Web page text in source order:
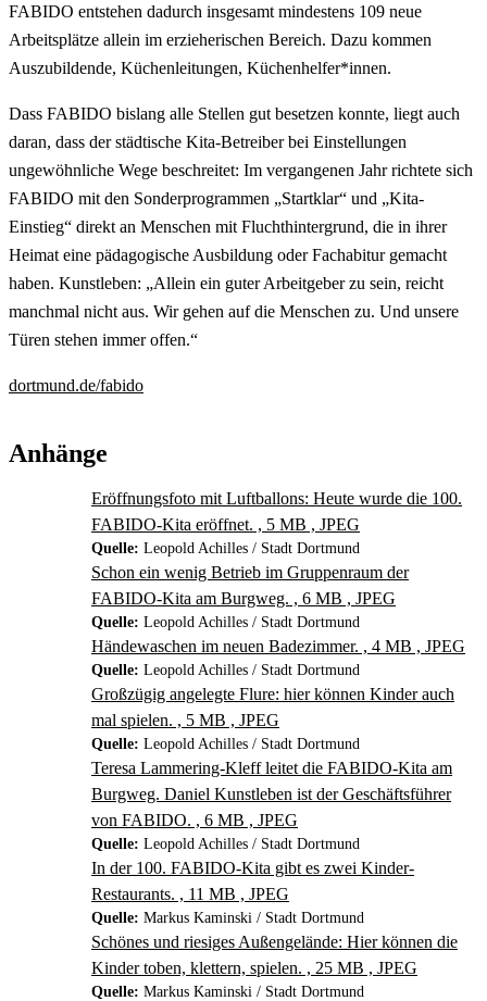
FABIDO entstehen dadurch insgesamt mindestens 109 neue
Arbeitsplätze allein im erzieherischen Bereich. Dazu kommen
Auszubildende, Küchenleitungen, Küchenhelfer*innen.
Dass FABIDO bislang alle Stellen gut besetzen konnte, liegt auch
daran, dass der städtische Kita-Betreiber bei Einstellungen
ungewöhnliche Wege beschreitet: Im vergangenen Jahr richtete sich
FABIDO mit den Sonderprogrammen „Startklar“ und „Kita-
Einstieg“ direkt an Menschen mit Fluchthintergrund, die in ihrer
Heimat eine pädagogische Ausbildung oder Fachabitur gemacht
haben. Kunstleben: „Allein ein guter Arbeitgeber zu sein, reicht
manchmal nicht aus. Wir gehen auf die Menschen zu. Und unsere
Türen stehen immer offen.“
dortmund.de/fabido
Anhänge
Eröffnungsfoto mit Luftballons: Heute wurde die 100.
FABIDO-Kita eröffnet. , 5 MB , JPEG
Quelle: Leopold Achilles / Stadt Dortmund
Schon ein wenig Betrieb im Gruppenraum der
FABIDO-Kita am Burgweg. , 6 MB , JPEG
Quelle: Leopold Achilles / Stadt Dortmund
Händewaschen im neuen Badezimmer. , 4 MB , JPEG
Quelle: Leopold Achilles / Stadt Dortmund
Großzügig angelegte Flure: hier können Kinder auch
mal spielen. , 5 MB , JPEG
Quelle: Leopold Achilles / Stadt Dortmund
Teresa Lammering-Kleff leitet die FABIDO-Kita am
Burgweg. Daniel Kunstleben ist der Geschäftsführer
von FABIDO. , 6 MB , JPEG
Quelle: Leopold Achilles / Stadt Dortmund
In der 100. FABIDO-Kita gibt es zwei Kinder-
Restaurants. , 11 MB , JPEG
Quelle: Markus Kaminski / Stadt Dortmund
Schönes und riesiges Außengelände: Hier können die
Kinder toben, klettern, spielen. , 25 MB , JPEG
Quelle: Markus Kaminski / Stadt Dortmund